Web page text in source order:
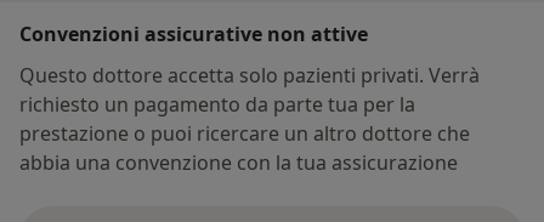
Convenzioni assicurative non attive
Questo dottore accetta solo pazienti privati. Verrà
richiesto un pagamento da parte tua per la
prestazione o puoi ricercare un altro dottore che
abbia una convenzione con la tua assicurazione